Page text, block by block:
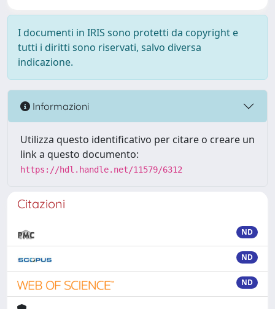
I documenti in IRIS sono protetti da copyright e
tutti i diritti sono riservati, salvo diversa
indicazione.
Informazioni
Utilizza questo identificativo per citare o creare un
link a questo documento:
https://hdl.handle.net/11579/6312
Citazioni
ND
ND
ND